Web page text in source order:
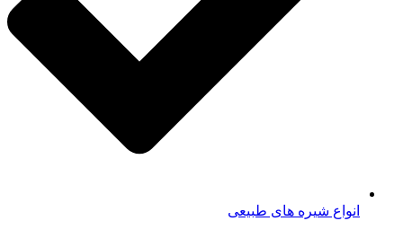
انواع شیره های طبیعی